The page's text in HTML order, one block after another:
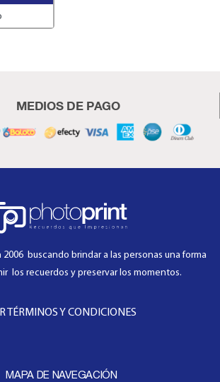
MEDIOS DE PAGO
buscando brindar a las personas una forma
los recuerdos y preservar los momentos.
TÉRMINOS Y CONDICIONES
MAPA DE NAVEGACIÓN